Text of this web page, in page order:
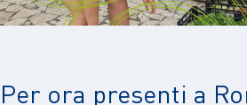
Per ora presenti a